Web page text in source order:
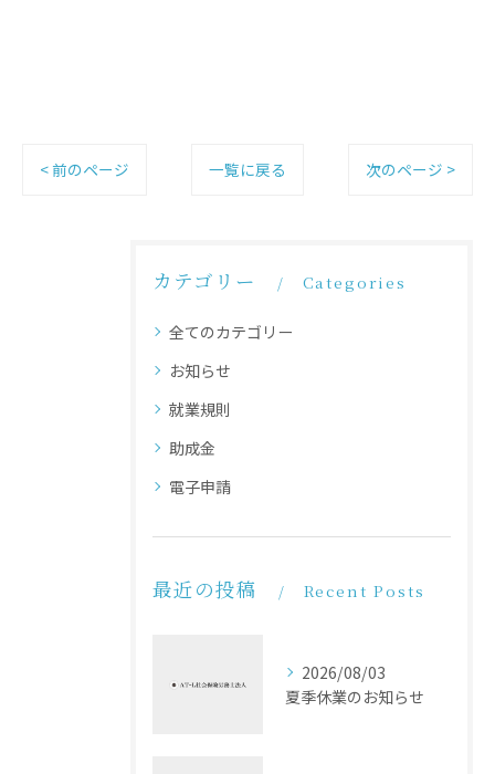
< 前のページ 一覧に戻る 次のページ >
カテゴリー Categories
全てのカテゴリー
お知らせ
就業規則
助成金
電子申請
最近の投稿 Recent Posts
2026/08/03
夏季休業のお知らせ